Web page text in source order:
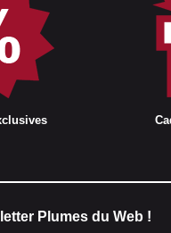
Plumes du Web !